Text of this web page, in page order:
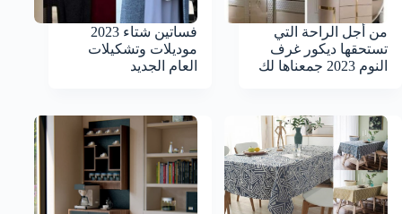
من أجل الراحة التي
تستحقها ديكور غرف
النوم 2023 جمعناها لك
فساتين شتاء 2023
موديلات وتشكيلات
العام الجديد